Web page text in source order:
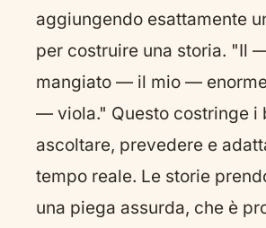
aggiungendo esattamente
per costruire una storia. "Il
mangiato — il mio —
— viola." Questo costringe i
ascoltare, prevedere e
tempo reale. Le storie
una piega assurda, che è